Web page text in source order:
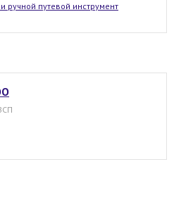
ручной путевой инструмент